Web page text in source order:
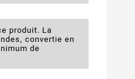
produit. La
convertie en
de